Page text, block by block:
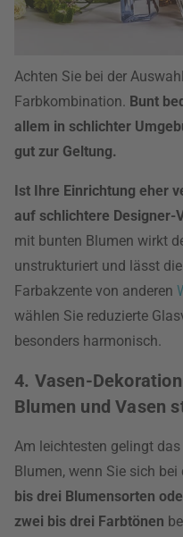
Achten Sie bei der
Farbkombination. Bunt
allem in schlichter
gut zur Geltung.
Ist Ihre Einrichtung eher
auf schlichtere Designer-
mit bunten Blumen wirkt
unstrukturiert und lässt
Farbakzente von anderen
wählen Sie reduzierte
besonders harmonisch.
4. Vasen-
Blumen und Vasen
Am leichtesten gelingt
Blumen, wenn Sie sich bei
bis drei Blumensorten
zwei bis drei Farbtönen